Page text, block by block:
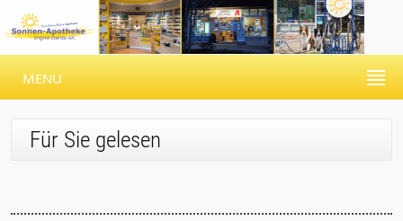
MENU
Für Sie gelesen